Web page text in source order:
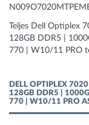
Teljes Dell Optiplex
128GB DDR5 |
770 | W10/11 PRO
DELL OPTIPLEX
128GB DDR5 |
770 | W10/11 PRO